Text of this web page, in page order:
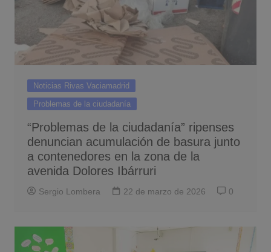
Noticias Rivas Vaciamadrid
Problemas de la ciudadanía
“Problemas de la ciudadanía” ripenses
denuncian acumulación de basura junto
a contenedores en la zona de la
avenida Dolores Ibárruri
Sergio Lombera 22 de marzo de 2026 0